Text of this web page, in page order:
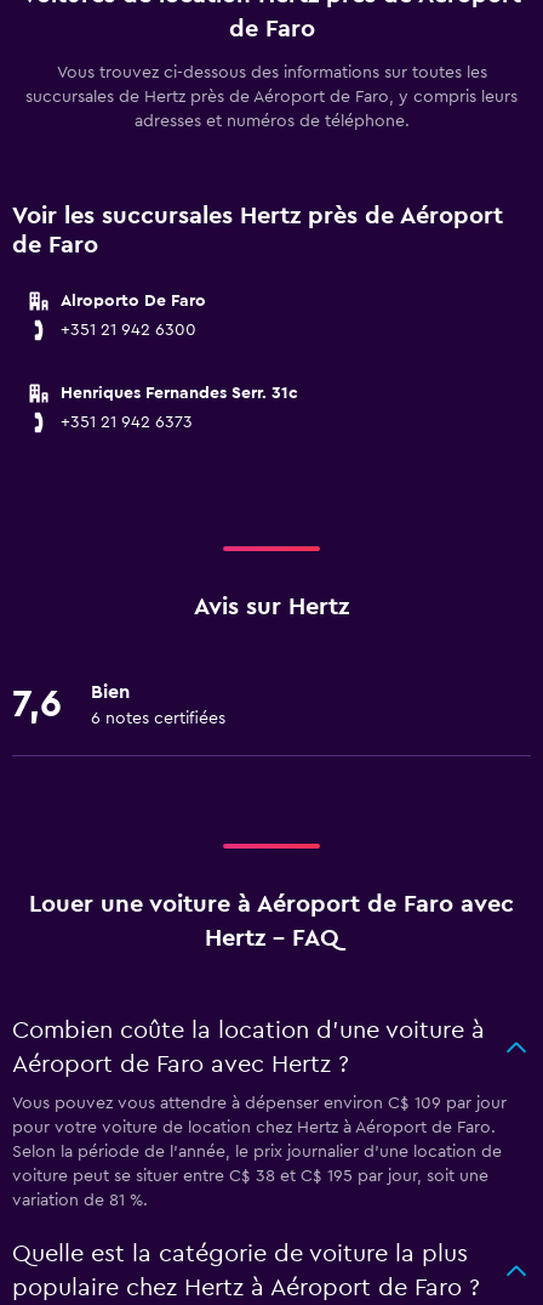
de Faro
Vous trouvez ci-dessous des informations sur toutes les
succursales de Hertz près de Aéroport de Faro, y compris leurs
adresses et numéros de téléphone.
Voir les succursales Hertz près de Aéroport
de Faro
Alroporto De Faro
+351 21 942 6300
Henriques Fernandes Serr. 31c
+351 21 942 6373
Avis sur Hertz
7,6 Bien
6 notes certifiées
Louer une voiture à Aéroport de Faro avec
Hertz - FAQ
Combien coûte la location d’une voiture à
Aéroport de Faro avec Hertz ?
Vous pouvez vous attendre à dépenser environ C$ 109 par jour
pour votre voiture de location chez Hertz à Aéroport de Faro.
Selon la période de l’année, le prix journalier d'une location de
voiture peut se situer entre C$ 38 et C$ 195 par jour, soit une
variation de 81 %.
Quelle est la catégorie de voiture la plus
populaire chez Hertz à Aéroport de Faro ?